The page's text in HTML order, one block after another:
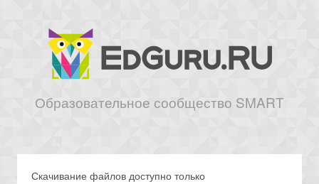
Образовательное сообщество SMART
Скачивание файлов доступно только